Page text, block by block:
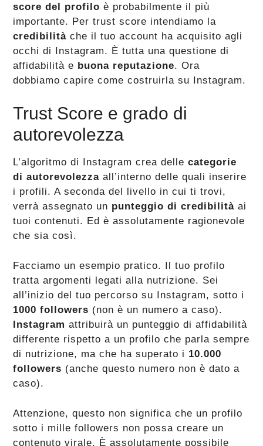
score del profilo è probabilmente il più
importante. Per trust score intendiamo la
credibilità che il tuo account ha acquisito agli
occhi di Instagram. È tutta una questione di
affidabilità e buona reputazione. Ora
dobbiamo capire come costruirla su Instagram.
Trust Score e grado di
autorevolezza
L’algoritmo di Instagram crea dellecategorie
di autorevolezza all’interno delle quali inserire
i profili. A seconda del livello in cui ti trovi,
verrà assegnato un punteggio di credibilità ai
tuoi contenuti. Ed è assolutamente ragionevole
che sia così.
Facciamo un esempio pratico. Il tuo profilo
tratta argomenti legati alla nutrizione. Sei
all’inizio del tuo percorso su Instagram, sotto i
1000 followers (non è un numero a caso).
Instagram attribuirà un punteggio di affidabilità
differente rispetto a un profilo che parla sempre
di nutrizione, ma che ha superato i 10.000
followers (anche questo numero non è dato a
caso).
Attenzione, questo non significa che un profilo
sotto i mille followers non possa creare un
contenuto virale. È assolutamente possibile